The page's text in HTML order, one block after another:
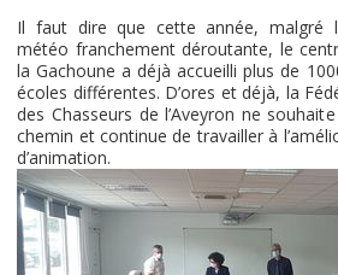
Il faut dire que cette année, malgré
météo franchement déroutante, le
la Gachoune a déjà accueilli plus de
écoles différentes. D’ores et déjà, la
des Chasseurs de l’Aveyron ne
chemin et continue de travailler à
d’animation.